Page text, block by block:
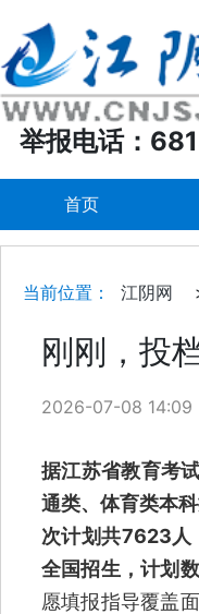
举报电话：
首页
当前位置： 江阴网
刚刚，投
2026-07-08 14:09
据江苏省教育考
通类、体育类本
次计划共7623人
全国招生，计划
愿填报指导覆盖